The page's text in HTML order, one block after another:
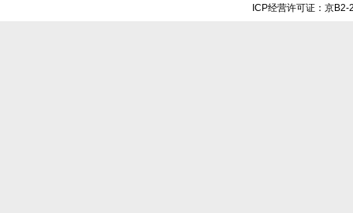
ICP经营许可证：京